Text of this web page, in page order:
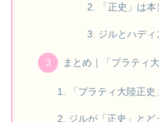
「正史」は
ジルとハデ
まとめ｜「プラティ
「プラティ大陸正
ジルが「正史」とど